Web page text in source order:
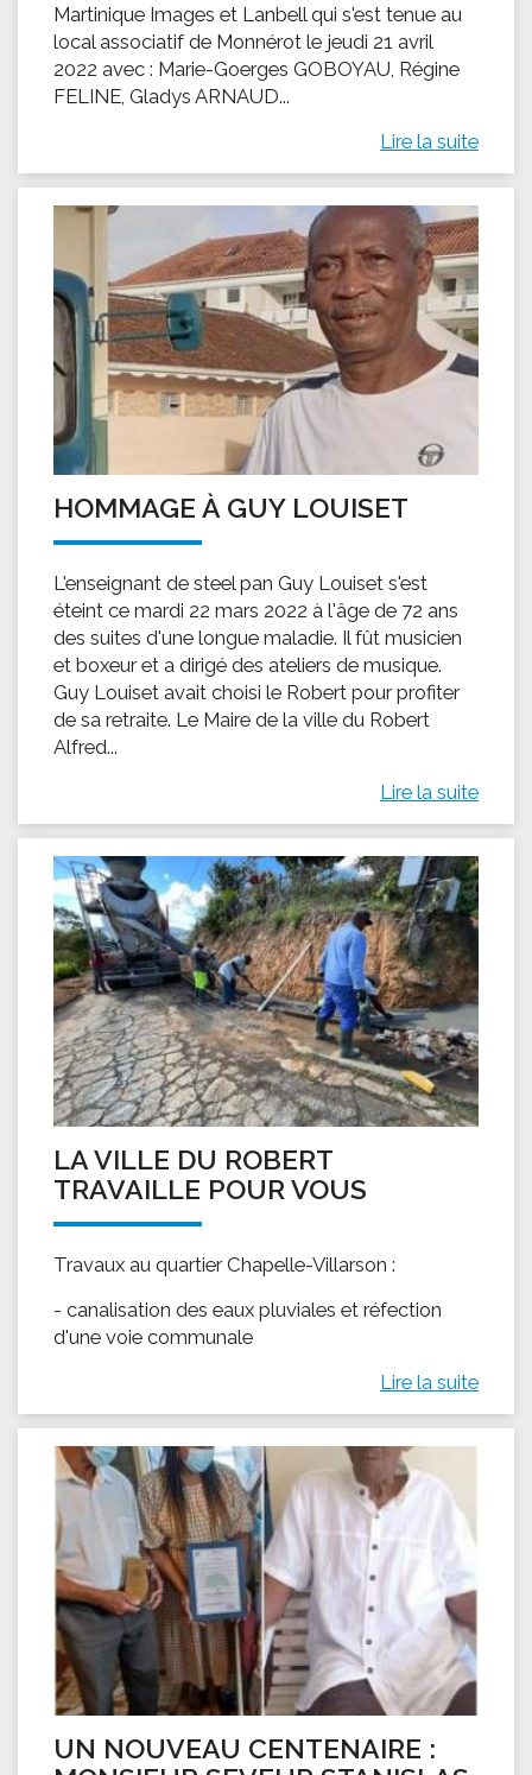
Martinique Images et Lanbell qui s'est tenue au
local associatif de Monnérot le jeudi 21 avril
2022 avec : Marie-Goerges GOBOYAU, Régine
FELINE, Gladys ARNAUD...
Lire la suite
HOMMAGE À GUY LOUISET
L'enseignant de steel pan Guy Louiset s'est
éteint ce mardi 22 mars 2022 à l'âge de 72 ans
des suites d'une longue maladie. Il fût musicien
et boxeur et a dirigé des ateliers de musique.
Guy Louiset avait choisi le Robert pour profiter
de sa retraite. Le Maire de la ville du Robert
Alfred...
Lire la suite
LA VILLE DU ROBERT
TRAVAILLE POUR VOUS
Travaux au quartier Chapelle-Villarson :
- canalisation des eaux pluviales et réfection
d'une voie communale
Lire la suite
UN NOUVEAU CENTENAIRE :